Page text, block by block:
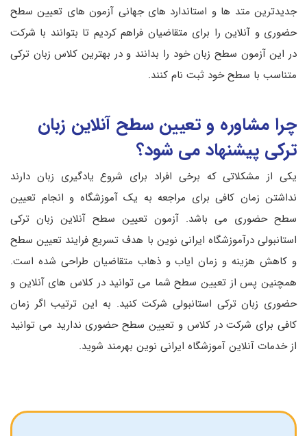
جدیدترین متد ها و استاندارد های جهانی آزمون های تعیین سطح
حضوری و آنلاین را برای متقاضیان فراهم کردیم تا بتوانند با شرکت
در این آزمون سطح زبان خود را بدانند و در بهترین کلاس زبان ترکی
متناسب با سطح خود ثبت نام کنند.
چرا مشاوره و تعیین سطح آنلاین زبان
ترکی پیشنهاد می شود؟
یکی از مشکلاتی که برخی افراد برای شروع یادگیری زبان دارند
نداشتن زمان کافی برای مراجعه به یک آموزشگاه و انجام تعیین
سطح حضوری می باشد. آزمون تعیین سطح آنلاین زبان ترکی
استانبولی درآموزشگاه ایرانی نوین با هدف تسریع فرایند تعیین سطح
و کاهش هزینه و زمان ایاب و ذهاب متقاضیان طراحی شده است.
همچنین پس از تعیین سطح شما می توانید در کلاس های آنلاین و
حضوری زبان ترکی استانبولی شرکت کنید. به این ترتیب اگر زمان
کافی برای شرکت در کلاس و تعیین سطح حضوری ندارید می توانید
از خدمات آنلاین آموزشگاه ایرانی نوین بهرمند شوید.